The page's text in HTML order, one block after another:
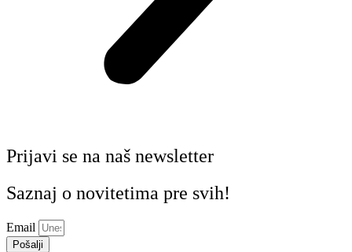
Prijavi se na naš newsletter
Saznaj o novitetima pre svih!
Email
Pošalji